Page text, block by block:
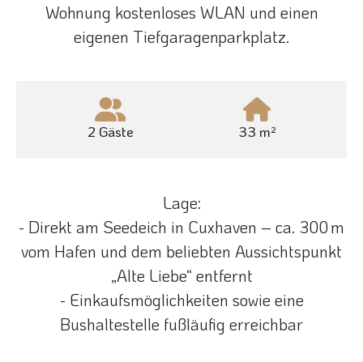
Wohnung kostenloses WLAN und einen
eigenen Tiefgaragenparkplatz.
2 Gäste 33 m²
Lage:
- Direkt am Seedeich in Cuxhaven – ca. 300 m
vom Hafen und dem beliebten Aussichtspunkt
„Alte Liebe“ entfernt
- Einkaufsmöglichkeiten sowie eine
Bushaltestelle fußläufig erreichbar